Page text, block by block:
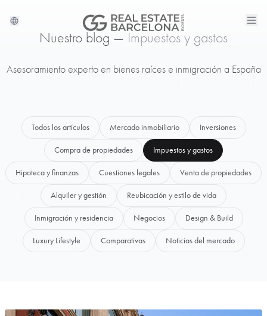
Nuestro blog — Impuestos y gastos
Asesoramiento experto en bienes raíces e inmigración a España
Todos los artículos Mercado inmobiliario Inversiones
Compra de propiedades Impuestos y gastos
Hipoteca y finanzas Cuestiones legales Venta de propiedades
Alquiler y gestión Reubicación y estilo de vida
Inmigración y residencia Negocios Design & Build
Luxury Lifestyle Comparativas Noticias del mercado